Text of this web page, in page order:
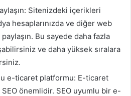
Sitenizdeki içerikleri
hesaplarınızda ve diğer web
Bu sayede daha fazla
ve daha yüksek sıralara
e-ticaret platformu: E-ticaret
önemlidir. SEO uyumlu bir e-